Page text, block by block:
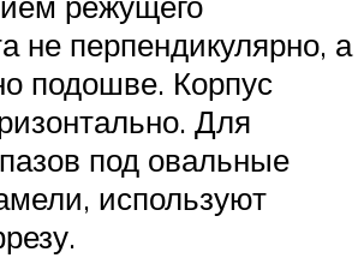
не перпендикулярно, а
подошве. Корпус
Для
под овальные
используют